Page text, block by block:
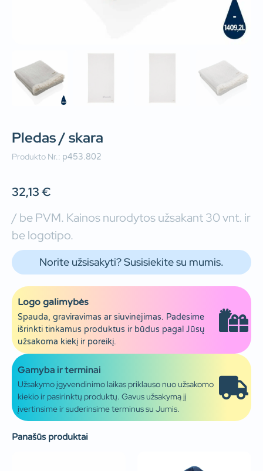
Pledas / skara
Produkto Nr.: p453.802
32,13€
/ be PVM. Kainos nurodytos užsakant 30 vnt. ir
be logotipo.
Norite užsisakyti? Susisiekite su mumis.
Logo galimybės
Spauda, graviravimas ar siuvinėjimas. Padėsime
išrinkti tinkamus produktus ir būdus pagal Jūsų
užsakoma kiekį ir poreikį.
Gamyba ir terminai
Užsakymo įgyvendinimo laikas priklauso nuo užsakomo
kiekio ir pasirinktų produktų. Gavus užsakymą jį
įvertinsime ir suderinsime terminus su Jumis.
Panašūs produktai